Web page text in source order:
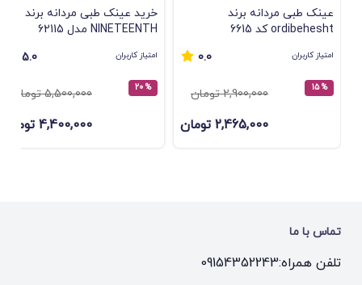
عینک طبی مردانه برند
ordibehesht کد 6615
امتیاز کاربران 0.0
% 15 2,900,000 تومان
2,465,000 تومان
خرید عینک طبی مردانه برند
NINETEENTH مدل 62115
امتیاز کاربران 5.0
% 20 5,500,000 تومان
4,400,000 تومان
تماس با ما
تلفن همراه:09154352243